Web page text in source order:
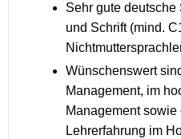
Sehr gute
und Schrift (mind.
Wünschenswert
Management, im
Management
Lehrerfahrung im